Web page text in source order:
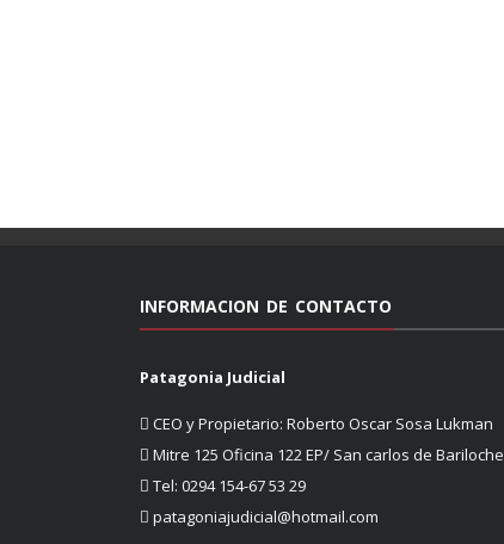
INFORMACION DE CONTACTO
Patagonia Judicial
CEO y Propietario: Roberto Oscar Sosa Lukman
Mitre 125 Oficina 122 EP/ San carlos de Bariloche
Tel: 0294 154-67 53 29
patagoniajudicial@hotmail.com